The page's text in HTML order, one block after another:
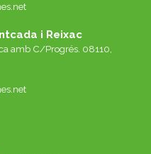
i Reixac
amb C/Progrés. 08110,